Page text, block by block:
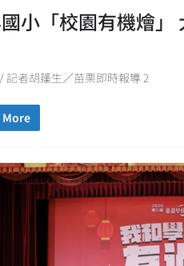
小「校園有機燴」
記者胡蓬生／苗栗即時報導 2
More